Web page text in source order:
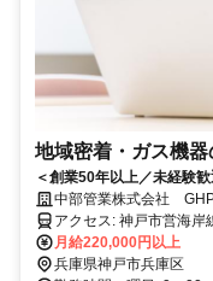
地域密着・ガス機
＜創業50年以上／未経験
／教育体制充実／月給22
中部管業株式会社
アクセス: 神戸
月給220,000円以上
兵庫県神戸市兵庫区